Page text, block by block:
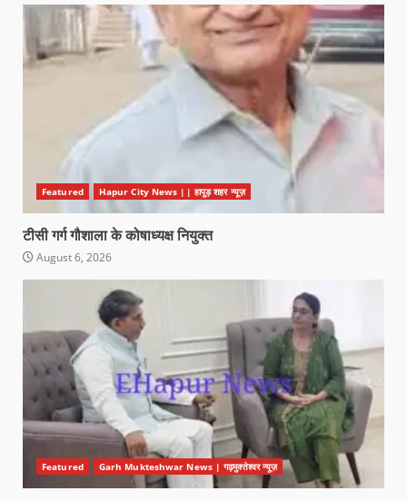
Featured Hapur City News || हापुड़ शहर न्यूज़
टीसी गर्ग गौशाला के कोषाध्यक्ष नियुक्त
August 6, 2026
Featured Garh Mukteshwar News | गढ़मुक्तेश्वर न्यूज़